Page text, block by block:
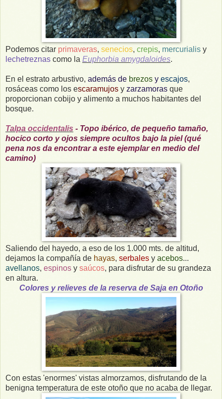
Podemos citar primaveras, senecios, crepis, mercurialis y
lechetreznas como la Euphorbia amygdaloides.
En el estrato arbustivo, además de brezos y escajos,
rosáceas como los escaramujos y zarzamoras que
proporcionan cobijo y alimento a muchos habitantes del
bosque.
Talpa occidentalis - Topo ibérico, de pequeño tamaño,
hocico corto y ojos siempre ocultos bajo la piel (qué
pena nos da encontrar a este ejemplar en medio del
camino)
Saliendo del hayedo, a eso de los 1.000 mts. de altitud,
dejamos la compañía de hayas, serbales y acebos...
avellanos, espinos y saúcos, para disfrutar de su grandeza
en altura.
Colores y relieves de la reserva de Saja en Otoño
Con estas 'enormes' vistas almorzamos, disfrutando de la
benigna temperatura de este otoño que no acaba de llegar.